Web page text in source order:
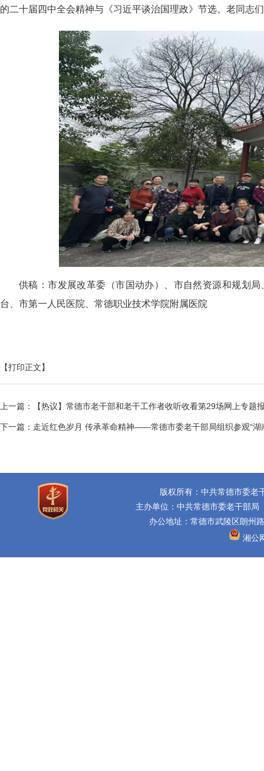
的二十届四中全会精神与《习近平谈治国理政》节选。老同志
供稿：市发展改革委（市国动办）、 市自然资源和规划局
台、 市第一人民医院、 常德职业技术学院附属医院
【打印正文】
上一篇： 【热议】常德市老干部和老干工作者收听收看第29场网上专题
下一篇： 走近红色岁月 传承革命精神——常德市委老干部局组织参观“湖
版权所有：中共常德市委老
主办单位：中共常德市委老干部
办公地址：常德市武陵区朗
湘公